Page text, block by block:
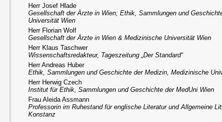
Herr Josef Hlade
Gesellschaft der Ärzte in Wien; Ethik, Sammlungen und
Universität Wien
Herr Florian Wolf
Gesellschaft der Ärzte in Wien & Medizinische Universität Wien
Herr Klaus Taschwer
Wissenschaftsredakteur, Tageszeitung „Der Standard“
Herr Andreas Huber
Ethik, Sammlungen und Geschichte der Medizin, Medizinische
Herr Herwig Czech
Institut für Ethik, Sammlungen und Geschichte der MedUni Wien
Frau Aleida Assmann
Professorin im Ruhestand für englische Literatur und Allgemeine
Konstanz